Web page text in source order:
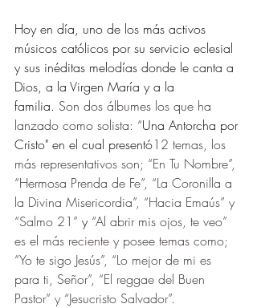
Hoy en día, uno de los más activos
músicos católicos por su servicio eclesial
y sus inéditas melodías donde le canta a
Dios, a la Virgen María y a la
familia. Son dos álbumes los que ha
lanzado como solista: “Una Antorcha por
Cristo" en el cual presentó12 temas, los
más representativos son; “En Tu Nombre”,
“Hermosa Prenda de Fe”, “La Coronilla a
la Divina Misericordia”, “Hacia Emaús” y
“Salmo 21” y “Al abrir mis ojos, te veo”
es el más reciente y posee temas como;
“Yo te sigo Jesús”, “Lo mejor de mi es
para ti, Señor”, “El reggae del Buen
Pastor” y “Jesucristo Salvador”.